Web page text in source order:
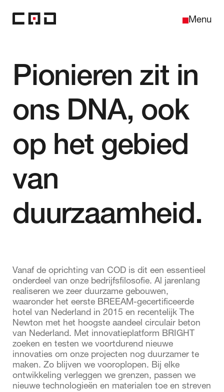
Sluiten
Home
Over ons
Projecten
Contact
ESG
Nieuws
Menu
Pionieren zit in
ons DNA, ook
op het gebied
van
duurzaamheid.
Vanaf de oprichting van COD is dit een essentieel
onderdeel van onze bedrijfsfilosofie. Al jarenlang
realiseren we zeer duurzame gebouwen,
waaronder het eerste BREEAM-gecertificeerde
hotel van Nederland in 2015 en recentelijk The
Newton met het hoogste aandeel circulair beton
van Nederland. Met innovatieplatform BRIGHT
zoeken en testen we voortdurend nieuwe
innovaties om onze projecten nog duurzamer te
maken. Zo blijven we vooroplopen. Bij elke
ontwikkeling verleggen we grenzen, passen we
nieuwe technologieën en materialen toe en streven